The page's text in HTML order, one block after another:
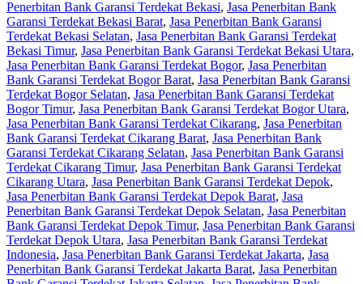
Penerbitan Bank Garansi Terdekat Bekasi, Jasa Penerbitan Bank
Garansi Terdekat Bekasi Barat, Jasa Penerbitan Bank Garansi
Terdekat Bekasi Selatan, Jasa Penerbitan Bank Garansi Terdekat
Bekasi Timur, Jasa Penerbitan Bank Garansi Terdekat Bekasi Utara,
Jasa Penerbitan Bank Garansi Terdekat Bogor, Jasa Penerbitan
Bank Garansi Terdekat Bogor Barat, Jasa Penerbitan Bank Garansi
Terdekat Bogor Selatan, Jasa Penerbitan Bank Garansi Terdekat
Bogor Timur, Jasa Penerbitan Bank Garansi Terdekat Bogor Utara,
Jasa Penerbitan Bank Garansi Terdekat Cikarang, Jasa Penerbitan
Bank Garansi Terdekat Cikarang Barat, Jasa Penerbitan Bank
Garansi Terdekat Cikarang Selatan, Jasa Penerbitan Bank Garansi
Terdekat Cikarang Timur, Jasa Penerbitan Bank Garansi Terdekat
Cikarang Utara, Jasa Penerbitan Bank Garansi Terdekat Depok,
Jasa Penerbitan Bank Garansi Terdekat Depok Barat, Jasa
Penerbitan Bank Garansi Terdekat Depok Selatan, Jasa Penerbitan
Bank Garansi Terdekat Depok Timur, Jasa Penerbitan Bank Garansi
Terdekat Depok Utara, Jasa Penerbitan Bank Garansi Terdekat
Indonesia, Jasa Penerbitan Bank Garansi Terdekat Jakarta, Jasa
Penerbitan Bank Garansi Terdekat Jakarta Barat, Jasa Penerbitan